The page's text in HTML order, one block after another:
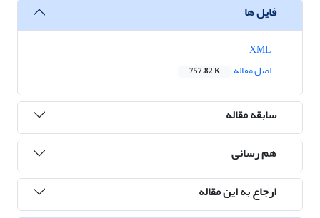
فایل ها
اصل مقاله
757.82 K
سابقه مقاله
هم رسانی
ارجاع به این مقاله